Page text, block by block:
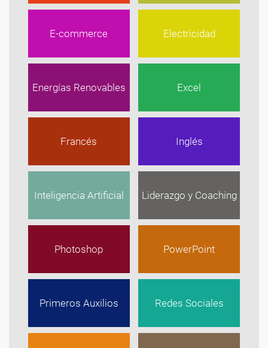
E-commerce Electricidad
Energías Renovables Excel
Francés Inglés
Inteligencia Artificial Liderazgo y Coaching
Photoshop PowerPoint
Primeros Auxilios Redes Sociales